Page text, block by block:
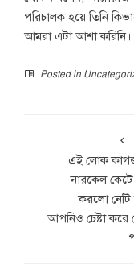
পরিচালক হয়ে তিনি
আমরা এটা আশা করিনি।
Posted in
এই লোক
নারকেল
করলো নেটি
আপনিও চেষ্টা করে